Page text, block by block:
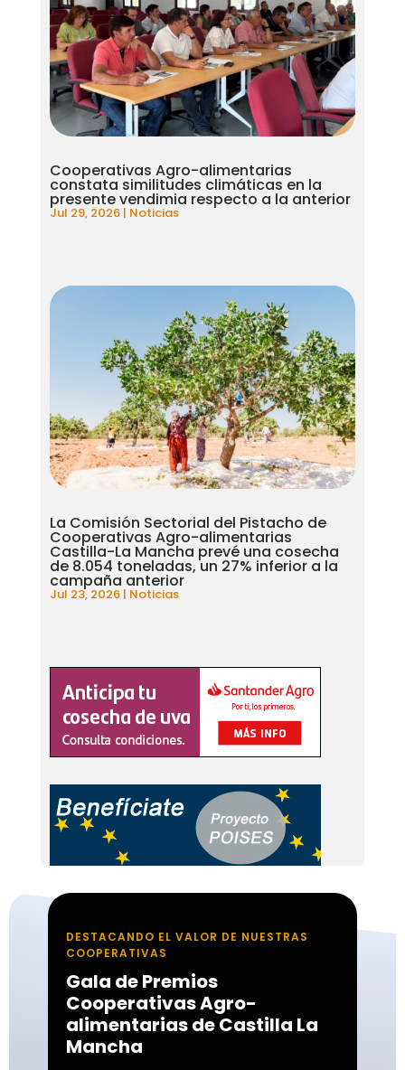
Cooperativas Agro-alimentarias
constata similitudes climáticas en la
presente vendimia respecto a la anterior
Jul 29, 2026| Noticias
La Comisión Sectorial del Pistacho de
Cooperativas Agro-alimentarias
Castilla-La Mancha prevé una cosecha
de 8.054 toneladas, un 27% inferior a la
campaña anterior
Jul 23, 2026| Noticias
DESTACANDO EL VALOR DE NUESTRAS
COOPERATIVAS
Gala de Premios
Cooperativas Agro-
alimentarias de Castilla La
Mancha